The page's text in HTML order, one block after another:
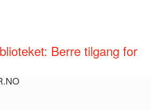
Berre tilgang for